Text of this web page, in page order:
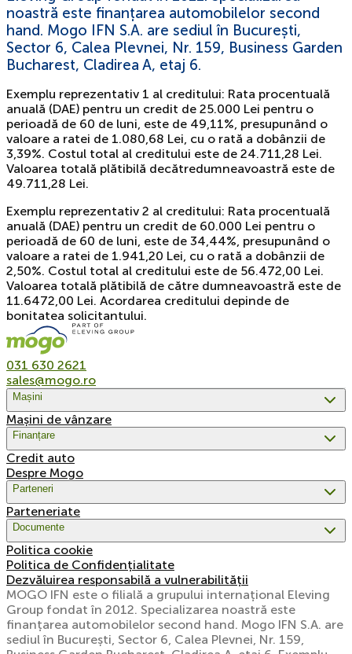
noastră este finanțarea automobilelor second
hand. Mogo IFN S.A. are sediul în București,
Sector 6, Calea Plevnei, Nr. 159, Business Garden
Bucharest, Cladirea A, etaj 6.
Exemplu reprezentativ 1 al creditului: Rata procentuală
anuală (DAE) pentru un credit de 25.000 Lei pentru o
perioadă de 60 de luni, este de 49,11%, presupunând o
valoare a ratei de 1.080,68 Lei, cu o rată a dobânzii de
3,39%. Costul total al creditului este de 24.711,28 Lei.
Valoarea totală plătibilă decătredumneavoastră este de
49.711,28 Lei.
Exemplu reprezentativ 2 al creditului: Rata procentuală
anuală (DAE) pentru un credit de 60.000 Lei pentru o
perioadă de 60 de luni, este de 34,44%, presupunând o
valoare a ratei de 1.941,20 Lei, cu o rată a dobânzii de
2,50%. Costul total al creditului este de 56.472,00 Lei.
Valoarea totală plătibilă de către dumneavoastră este de
11.6472,00 Lei. Acordarea creditului depinde de
bonitatea solicitantului.
031 630 2621
sales@mogo.ro
Mașini
Mașini de vânzare
Finanțare
Credit auto
Despre Mogo
Parteneri
Parteneriate
Documente
Politica cookie
Politica de Confidențialitate
Dezvăluirea responsabilă a vulnerabilității
MOGO IFN este o filială a grupului internațional Eleving
Group fondat în 2012. Specializarea noastră este
finanțarea automobilelor second hand. Mogo IFN S.A. are
sediul în București, Sector 6, Calea Plevnei, Nr. 159,